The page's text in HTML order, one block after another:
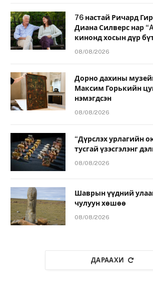
76 настай Ричард
Диана Силверс нар
кинонд хосын дүр
08/08/2026
Дорно дахины
Максим Горькийн
нэмэгдсэн
08/08/2026
“Дүрслэх урлагийн
тусгай үзэсгэлэнг
08/08/2026
Шаврын үүдний
чулуун хөшөө
08/08/2026
ДАРААХИ